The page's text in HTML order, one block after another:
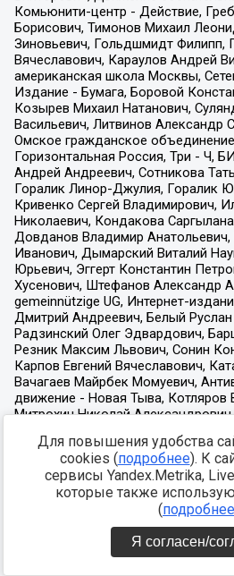
Для повышения удобства
cookies (подробнее). К
сервисы Yandex.Metrika,
которые также
(подробнее
Я согласен/